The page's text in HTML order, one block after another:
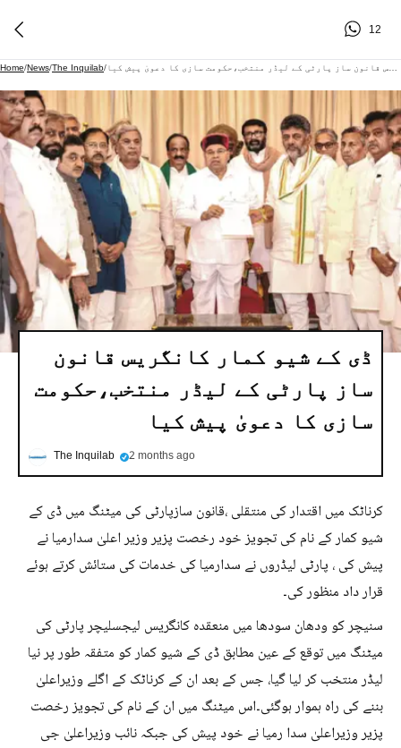
12
Home/News/The Inquilab/
ڈی کے شیو کمار کانگریس قانون
ساز پارٹی کے لیڈر منتخب،حکومت
سازی کا دعویٰ پیش کیا
The Inquilab 2 months ago
کرناٹک میں اقتدار کی منتقلی ،قانون سازپارٹی کی میٹنگ میں ڈی کے
شیو کمار کے نام کی تجویز خود رخصت پزیر وزیر اعلیٰ سدارمیا نے
پیش کی ، پارٹی لیڈروں نے سدارمیا کی خدمات کی ستائش کرتے ہوئے
قرار داد منظور کی۔
سنیچر کو ودھان سودھا میں منعقدہ کانگریس لیجسلیچر پارٹی کی
میٹنگ میں توقع کے عین مطابق ڈی کے شیو کمار کو متفقہ طور پر نیا
لیڈر منتخب کر لیا گیا، جس کے بعد ان کے کرناٹک کے اگلے وزیراعلیٰ
بننے کی راہ ہموار ہوگئی۔اس میٹنگ میں ان کے نام کی تجویز رخصت
پزیر وزیراعلیٰ سدا رمیا نے خود پیش کی جبکہ نائب وزیراعلیٰ جی